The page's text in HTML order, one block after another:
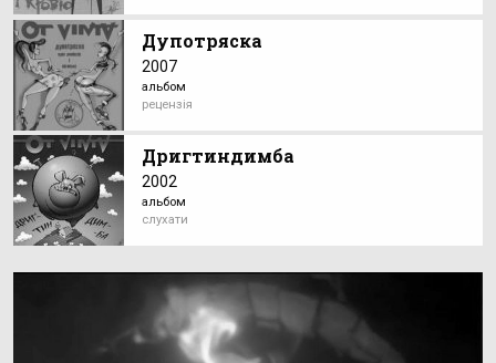
Дупотряска
2007
альбом
рецензія
Дригтиндимба
2002
альбом
слухати